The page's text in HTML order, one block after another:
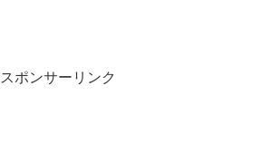
スポンサーリンク